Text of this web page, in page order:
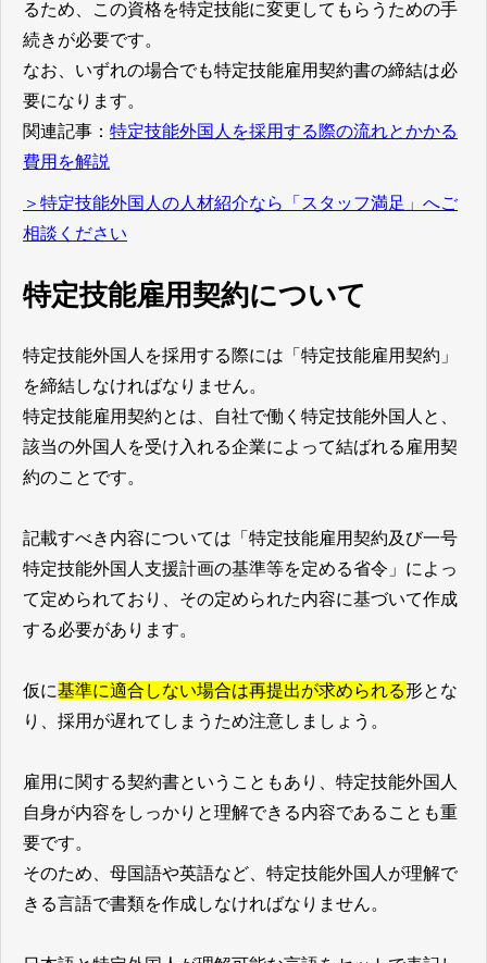
るため、この資格を特定技能に変更してもらうための手
続きが必要です。
なお、いずれの場合でも特定技能雇用契約書の締結は必
要になります。
関連記事： 特定技能外国人を採用する際の流れとかかる
費用を解説
＞特定技能外国人の人材紹介なら「スタッフ満足」へご
相談ください
特定技能雇用契約について
特定技能外国人を採用する際には「特定技能雇用契約」
を締結しなければなりません。
特定技能雇用契約とは、自社で働く特定技能外国人と、
該当の外国人を受け入れる企業によって結ばれる雇用契
約のことです。
記載すべき内容については「特定技能雇用契約及び一号
特定技能外国人支援計画の基準等を定める省令」によっ
て定められており、その定められた内容に基づいて作成
する必要があります。
仮に基準に適合しない場合は再提出が求められる形とな
り、採用が遅れてしまうため注意しましょう。
雇用に関する契約書ということもあり、特定技能外国人
自身が内容をしっかりと理解できる内容であることも重
要です。
そのため、母国語や英語など、特定技能外国人が理解で
きる言語で書類を作成しなければなりません。